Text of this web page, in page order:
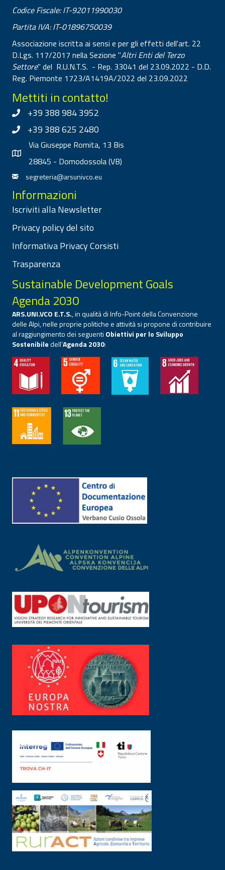
Codice Fiscale: IT-92011990030
Partita IVA: IT-01896750039
Associazione iscritta ai sensi e per gli effetti dell'art. 22
D.Lgs. 117/2017 nella Sezione "Altri Enti del Terzo
Settore" del R.U.N.T.S. - Rep. 33041 del 23.09.2022 - D.D.
Reg. Piemonte 1723/A1419A/2022 del 23.09.2022
Mettiti in contatto!
+39 388 984 3952
+39 388 625 2480
Via Giuseppe Romita, 13 Bis
28845 - Domodossola (VB)
segreteria@arsunivco.eu
Informazioni
Iscriviti alla Newsletter
Privacy policy del sito
Informativa Privacy Corsisti
Trasparenza
Sustainable Development Goals
Agenda 2030
ARS.UNI.VCO E.T.S., in qualità di Info-Point della Convenzione
delle Alpi, nelle proprie politiche e attività si propone di contribuire
al raggiungimento dei seguenti Obiettivi per lo Sviluppo
Sostenibiledell’Agenda 2030: